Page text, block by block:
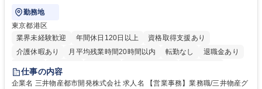
勤務地
東京都港区
業界未経験歓迎
年間休日120日以上
資格取得支援あり
介護休暇あり
月平均残業時間20時間以内 転勤なし
退職金あり
在宅OK
賞与あり
駅近5分以内
土日祝休み 寮・社宅あり
仕事の内容
企業名 三井物産都市開発株式会社 求人名 【営業事務】業務職/三井物産グ